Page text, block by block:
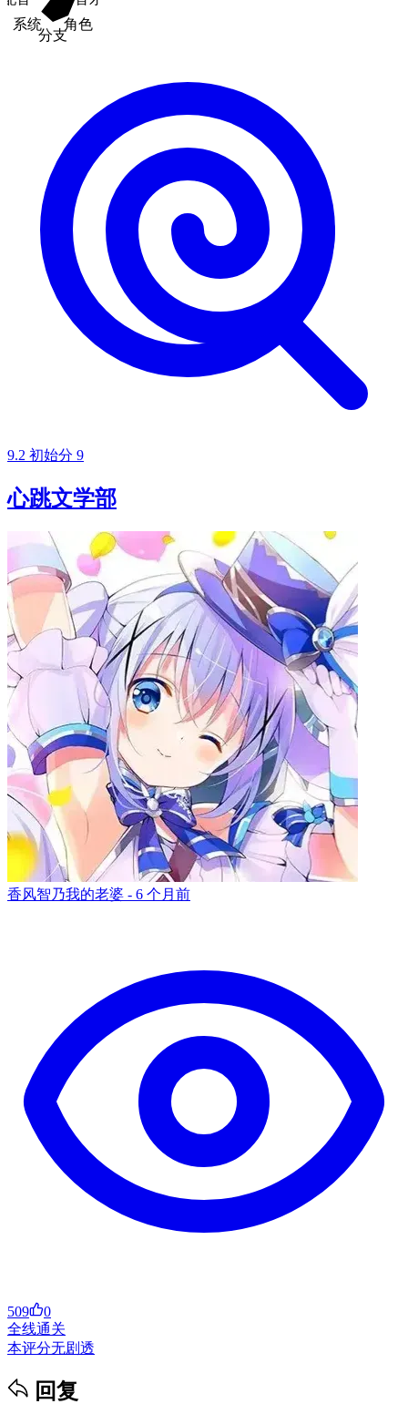
角色
分支
系统
9.2 初始分 9
心跳文学部
香风智乃我的老婆 - 6 个月前
509
0
全线通关
本评分无剧透
回复